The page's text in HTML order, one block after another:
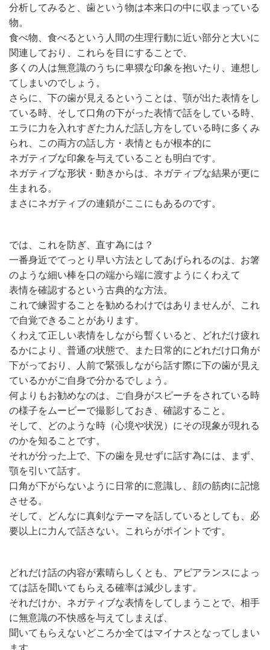
分析してみると、歯という物は本来口の中に収まっている
物。
食べ物、食べるという人間の生理行動に近い部分と大いに
関連しており、これらを目にすることで、
多くの人は無意識のうちに卑猥な印象を抱いたり、連想し
てしまいのでしょう。
さらに、下の歯が見えるということは、顎が出た表情をし
ている時、そして口角の下がった表情で話をしている時、
エラに力を入れすぎた力んだ話し方をしている時に多くみ
られ、この両方の話し方・表情ともが根本的に
ネガティブな印象を与えていることも明白です。
ネガティブな形状・動きからは、ネガティブな結果が更に
生まれる。
まさにネガティブの連鎖がここにもあるのです。
では、これを防ぎ、直す為には？
一番身近でてっとり早い方法としてあげられるのは、お箸
のような細い棒を口の端から端に渡すようにくわえて
表情を確認するという古典的な方法。
これで練習することを勧めるわけではありませんが、これ
で自覚できることがあります。
くわえて正しい表情をしながら暫くいると、どれだけ疲れ
るかにより、普通の状態で、また日常的にどれだけ口角が
下がっており、人前で緊張しながら話す際に下の歯が見え
ているかがご自身で分かるでしょう。
何よりもお勧めなのは、ご自身がスピーチをされている時
の様子をムービーで撮影しておき、確認すること。
そして、どのような時（心境や状況）にその現象が現れる
のかを知ることです。
それが分った上で、下の歯を見せずに話す為には、まず、
顎を引いて話す。
口角が下がらないように日常的に意識し、顔の筋肉に記憶
させる。
そして、どんなに真剣なテーマを話しているとしても、必
要以上に力んで話さない。これらがポイントです。
どれだけ話の内容が素晴らしくとも、アピアランスによっ
ては話を聞いてもらえる確率は減少します。
それだけか、ネガティブな表情をしてしまうことで、相手
に無意識の不快感を与えてしまえば、
聞いてもらえないどころか全てはマイナスとなってしまい